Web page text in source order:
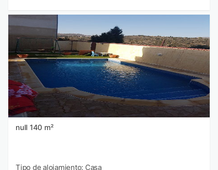
null 140 m²
Tipo de alojamiento: Casa